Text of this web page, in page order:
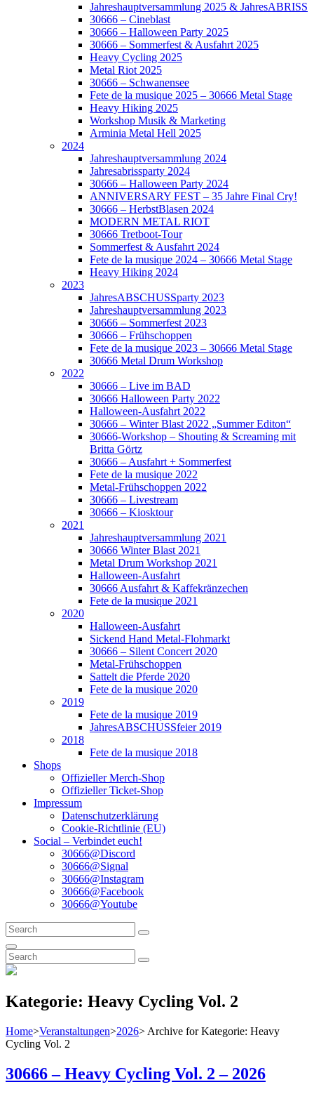
Jahreshauptversammlung 2025 & JahresABRISS
30666 – Cineblast
30666 – Halloween Party 2025
30666 – Sommerfest & Ausfahrt 2025
Heavy Cycling 2025
Metal Riot 2025
30666 – Schwanensee
Fete de la musique 2025 – 30666 Metal Stage
Heavy Hiking 2025
Workshop Musik & Marketing
Arminia Metal Hell 2025
2024
Jahreshauptversammlung 2024
Jahresabrissparty 2024
30666 – Halloween Party 2024
ANNIVERSARY FEST – 35 Jahre Final Cry!
30666 – HerbstBlasen 2024
MODERN METAL RIOT
30666 Tretboot-Tour
Sommerfest & Ausfahrt 2024
Fete de la musique 2024 – 30666 Metal Stage
Heavy Hiking 2024
2023
JahresABSCHUSSparty 2023
Jahreshauptversammlung 2023
30666 – Sommerfest 2023
30666 – Frühschoppen
Fete de la musique 2023 – 30666 Metal Stage
30666 Metal Drum Workshop
2022
30666 – Live im BAD
30666 Halloween Party 2022
Halloween-Ausfahrt 2022
30666 – Winter Blast 2022 „Summer Editon“
30666-Workshop – Shouting & Screaming mit
Britta Görtz
30666 – Ausfahrt + Sommerfest
Fete de la musique 2022
Metal-Frühschoppen 2022
30666 – Livestream
30666 – Kiosktour
2021
Jahreshauptversammlung 2021
30666 Winter Blast 2021
Metal Drum Workshop 2021
Halloween-Ausfahrt
30666 Ausfahrt & Kaffekränzechen
Fete de la musique 2021
2020
Halloween-Ausfahrt
Sickend Hand Metal-Flohmarkt
30666 – Silent Concert 2020
Metal-Frühschoppen
Sattelt die Pferde 2020
Fete de la musique 2020
2019
Fete de la musique 2019
JahresABSCHUSSfeier 2019
2018
Fete de la musique 2018
Shops
Offizieller Merch-Shop
Offizieller Ticket-Shop
Impressum
Datenschutzerklärung
Cookie-Richtlinie (EU)
Social – Verbindet euch!
30666@Discord
30666@Signal
30666@Instagram
30666@Facebook
30666@Youtube
Search
for:
Search
Search
Search
for:
Search
Kategorie: Heavy Cycling Vol. 2
Home>Veranstaltungen>2026> Archive forKategorie: Heavy
Cycling Vol. 2
30666 – Heavy Cycling Vol. 2 – 2026